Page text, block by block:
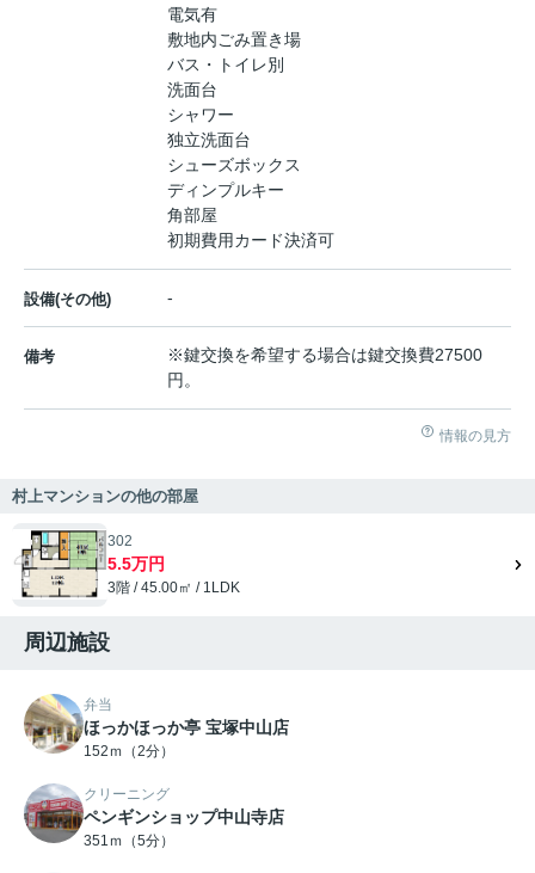
電気有
敷地内ごみ置き場
バス・トイレ別
洗面台
シャワー
独立洗面台
シューズボックス
ディンプルキー
角部屋
初期費用カード決済可
設備(その他) -
備考
※鍵交換を希望する場合は鍵交換費27500
円。
情報の見方
村上マンションの他の部屋
302
5.5万円
3階 / 45.00㎡ / 1LDK
周辺施設
弁当
ほっかほっか亭 宝塚中山店
152ｍ（2分）
クリーニング
ペンギンショップ中山寺店
351ｍ（5分）